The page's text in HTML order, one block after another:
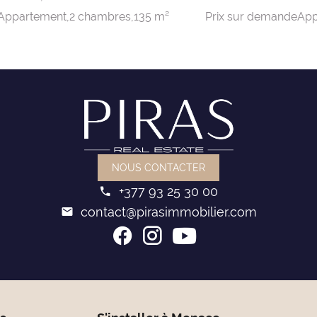
2 chambres,135 m² Prix sur demande
NOUS CONTACTER
+377 93 25 30 00
contact@pirasimmobilier.com